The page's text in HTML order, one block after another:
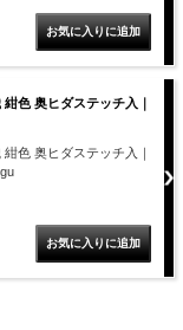
色 奥ヒダステッチ入｜
色 奥ヒダステッチ入｜